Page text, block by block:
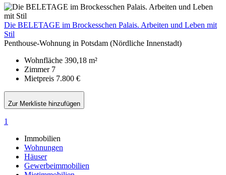
Die BELETAGE im Brockesschen Palais. Arbeiten und Leben mit
Stil
Penthouse-Wohnung in Potsdam (Nördliche Innenstadt)
Wohnfläche 390,18 m²
Zimmer 7
Mietpreis 7.800 €
Zur Merkliste hinzufügen
1
Immobilien
Wohnungen
Häuser
Gewerbeimmobilien